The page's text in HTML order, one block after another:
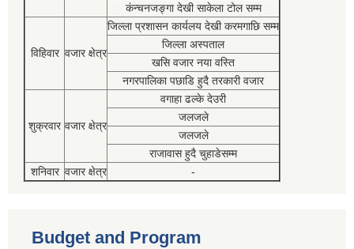
कंन्चनजङ्गा देखी साकेला टोल सम्म
विहिवार वजार क्षेत्र
जिल्ला प्रशासन कार्यलय देखी करमगाछि सम्म
जिल्ला अस्पताल
खसि वजार नया वस्ति
नगरपालिका पछाडि हुदै तरकारी वजार
शुक्रवार वजार क्षेत्र
वगाहा ढल्के देउरी
जलजले
जलजले
राजावास हुदै चुहाडेसम्म
शनिवार वजार क्षेत्र -
Budget and Program